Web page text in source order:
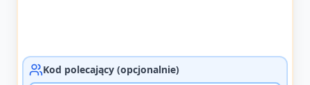
Kod polecający (opcjonalnie)